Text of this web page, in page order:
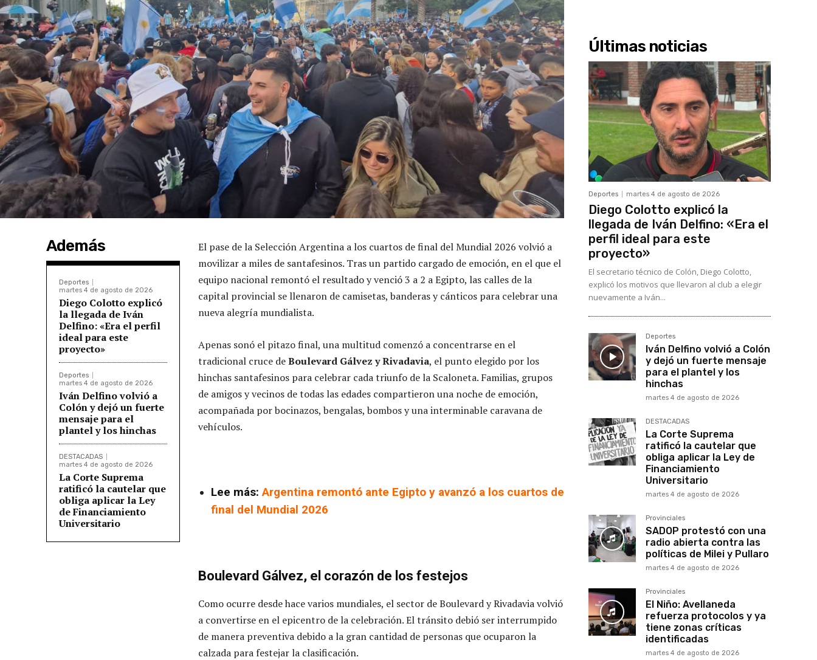
Además
Deportes
martes 4 de agosto de 2026
Diego Colotto explicó
la llegada de Iván
Delfino: «Era el perfil
ideal para este
proyecto»
Deportes
martes 4 de agosto de 2026
Iván Delfino volvió a
Colón y dejó un fuerte
mensaje para el
plantel y los hinchas
DESTACADAS
martes 4 de agosto de 2026
La Corte Suprema
ratificó la cautelar que
obliga aplicar la Ley
de Financiamiento
Universitario
El pase de la Selección Argentina a los cuartos de final del Mundial 2026 volvió a
movilizar a miles de santafesinos. Tras un partido cargado de emoción, en el que el
equipo nacional remontó el resultado y venció 3 a 2 a Egipto, las calles de la
capital provincial se llenaron de camisetas, banderas y cánticos para celebrar una
nueva alegría mundialista.
Apenas sonó el pitazo final, una multitud comenzó a concentrarse en el
tradicional cruce deBoulevard Gálvez y Rivadavia, el punto elegido por los
hinchas santafesinos para celebrar cada triunfo de la Scaloneta. Familias, grupos
de amigos y vecinos de todas las edades compartieron una noche de emoción,
acompañada por bocinazos, bengalas, bombos y una interminable caravana de
vehículos.
Lee más: Argentina remontó ante Egipto y avanzó a los cuartos de
final del Mundial 2026
Boulevard Gálvez, el corazón de los festejos
Como ocurre desde hace varios mundiales, el sector de Boulevard y Rivadavia volvió
a convertirse en el epicentro de la celebración. El tránsito debió ser interrumpido
de manera preventiva debido a la gran cantidad de personas que ocuparon la
calzada para festejar la clasificación.
Últimas noticias
Deportes martes 4 de agosto de 2026
Diego Colotto explicó la
llegada de Iván Delfino: «Era el
perfil ideal para este
proyecto»
El secretario técnico de Colón, Diego Colotto,
explicó los motivos que llevaron al club a elegir
nuevamente a Iván...
Deportes
Iván Delfino volvió a Colón
y dejó un fuerte mensaje
para el plantel y los
hinchas
martes 4 de agosto de 2026
DESTACADAS
La Corte Suprema
ratificó la cautelar que
obliga aplicar la Ley de
Financiamiento
Universitario
martes 4 de agosto de 2026
Provinciales
SADOP protestó con una
radio abierta contra las
políticas de Milei y Pullaro
martes 4 de agosto de 2026
Provinciales
El Niño: Avellaneda
refuerza protocolos y ya
tiene zonas críticas
identificadas
martes 4 de agosto de 2026